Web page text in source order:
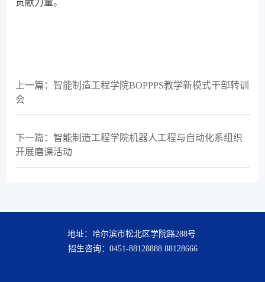
上一篇：智能制造工程学院BOPPPS教学新模式干部转训
会
下一篇：智能制造工程学院机器人工程与自动化系组织
开展磨课活动
地址：哈尔滨市松北区学院路288号
招生咨询：0451-88128888 88128666